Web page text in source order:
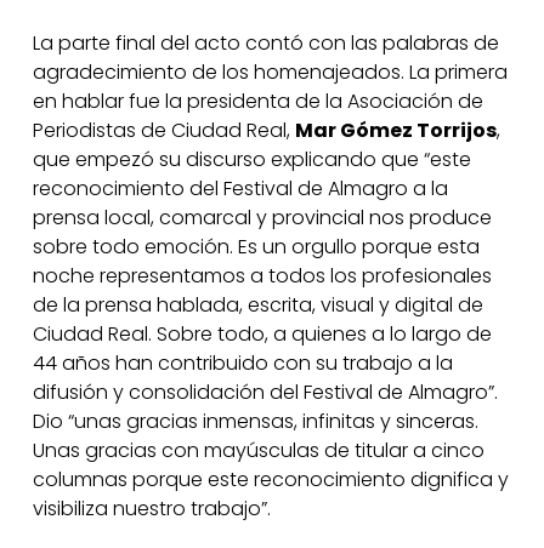
La parte final del acto contó con las palabras de
agradecimiento de los homenajeados. La primera
en hablar fue la presidenta de la Asociación de
Periodistas de Ciudad Real, Mar Gómez Torrijos,
que empezó su discurso explicando que “este
reconocimiento del Festival de Almagro a la
prensa local, comarcal y provincial nos produce
sobre todo emoción. Es un orgullo porque esta
noche representamos a todos los profesionales
de la prensa hablada, escrita, visual y digital de
Ciudad Real. Sobre todo, a quienes a lo largo de
44 años han contribuido con su trabajo a la
difusión y consolidación del Festival de Almagro”.
Dio “unas gracias inmensas, infinitas y sinceras.
Unas gracias con mayúsculas de titular a cinco
columnas porque este reconocimiento dignifica y
visibiliza nuestro trabajo”.